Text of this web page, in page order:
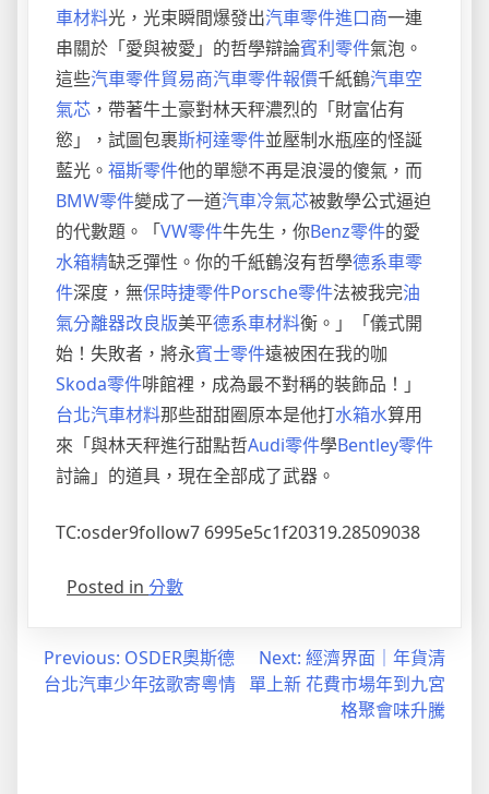
車材料光，光束瞬間爆發出汽車零件進口商一連
串關於「愛與被愛」的哲學辯論賓利零件氣泡。
這些汽車零件貿易商汽車零件報價千紙鶴汽車空
氣芯 ，帶著牛土豪對林天秤濃烈的「財富佔有
慾」，試圖包裹斯柯達零件並壓制水瓶座的怪誕
藍光。 福斯零件他的單戀不再是浪漫的傻氣，而
BMW零件變成了一道汽車冷氣芯被數學公式逼迫
的代數題。「VW零件牛先生，你Benz零件的愛
水箱精缺乏彈性。你的千紙鶴沒有哲學德系車零
件深度，無保時捷零件Porsche零件法被我完油
氣分離器改良版美平德系車材料衡。」「儀式開
始！失敗者，將永賓士零件遠被困在我的咖
Skoda零件啡館裡，成為最不對稱的裝飾品！」
台北汽車材料那些甜甜圈原本是他打水箱水算用
來「與林天秤進行甜點哲Audi零件學Bentley零件
討論」的道具，現在全部成了武器。
TC:osder9follow7 6995e5c1f20319.28509038
Posted in 分數
Previous: OSDER奧斯德
台北汽車少年弦歌寄粵情
Next: 經濟界面｜年貨清
單上新 花費市場年到九宮
格聚會味升騰